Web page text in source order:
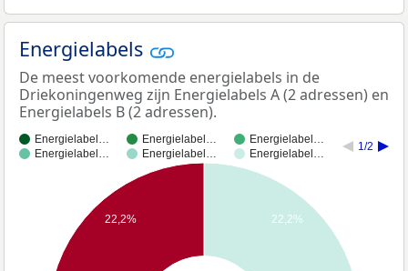
Energielabels
De meest voorkomende energielabels in de
Driekoningenweg zijn Energielabels A (2 adressen) en
Energielabels B (2 adressen).
Energielabel… Energielabel…
Energielabel…
Energielabel…
Energielabel… Energielabel…
1/2
22,2%
22,2%